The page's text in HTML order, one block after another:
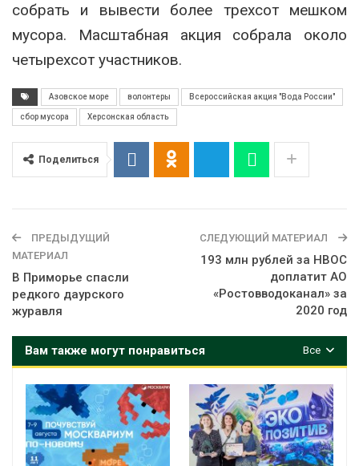
собрать и вывести более трехсот мешком
мусора. Масштабная акция собрала около
четырехсот участников.
Азовское море волонтеры Всероссийская акция "Вода России"
сбор мусора Херсонская область
Поделиться
ПРЕДЫДУЩИЙ
МАТЕРИАЛ
В Приморье спасли
редкого даурского
журавля
СЛЕДУЮЩИЙ МАТЕРИАЛ
193 млн рублей за НВОС
доплатит АО
«Ростовводоканал» за
2020 год
Все
Вам также могут понравиться